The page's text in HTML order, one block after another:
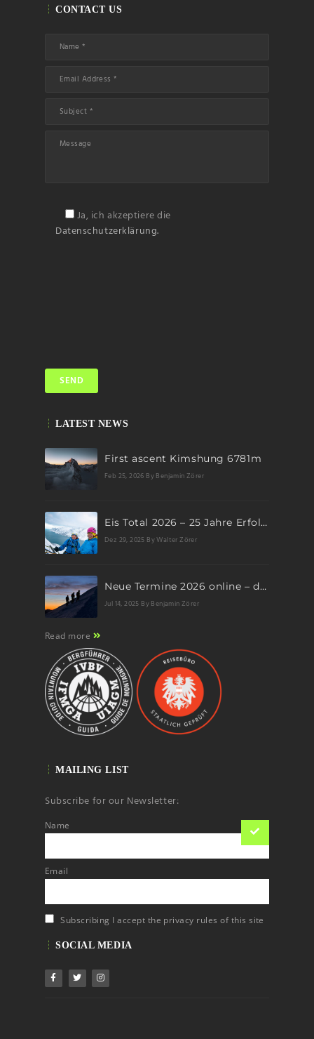
CONTACT US
Ja, ich akzeptiere die
Datenschutzerklärung.
LATEST NEWS
First ascent Kimshung 6781m
Feb 25, 2026 By Benjamin Zörer
Eis Total 2026 – 25 Jahre Erfolgsgeschichte im steilen Eis
Dez 29, 2025 By Walter Zörer
Neue Termine 2026 online – dein nächstes Abenteuer wartet!
Jul 14, 2025 By Benjamin Zörer
Read more
MAILING LIST
Subscribe for our Newsletter:
Name
Email
Subscribing I accept the privacy rules of this site
SOCIAL MEDIA